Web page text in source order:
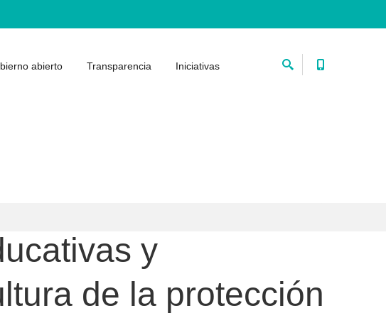
abierto Transparencia Iniciativas
y
de la protección